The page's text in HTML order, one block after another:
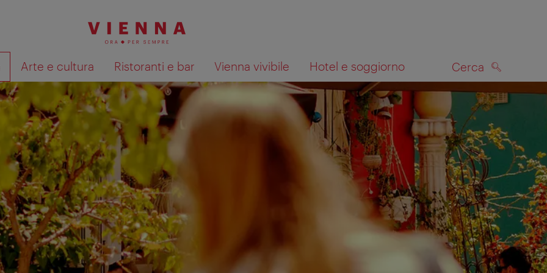
Arte e cultura Ristoranti e bar Vienna vivibile Hotel e soggiorno Cerca
Mostra i risultati della ricerca sulla mappa CERCA